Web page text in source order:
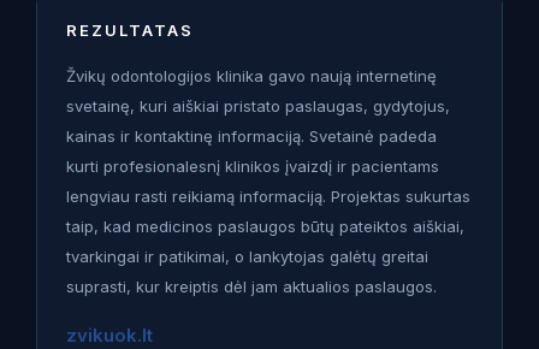
REZULTATAS
Žvikų odontologijos klinika gavo naują internetinę
svetainę, kuri aiškiai pristato paslaugas, gydytojus,
kainas ir kontaktinę informaciją. Svetainė padeda
kurti profesionalesnį klinikos įvaizdį ir pacientams
lengviau rasti reikiamą informaciją. Projektas sukurtas
taip, kad medicinos paslaugos būtų pateiktos aiškiai,
tvarkingai ir patikimai, o lankytojas galėtų greitai
suprasti, kur kreiptis dėl jam aktualios paslaugos.
zvikuok.lt